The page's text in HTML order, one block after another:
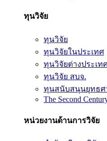
ทุนวิจัย
ทุนวิจัย
ทุนวิจัยในประเทศ
ทุนวิจัยต่างประเท
ทุนวิจัย สบจ.
ทุนสนับสนุนยุทธศ
The Second
หน่วยงานด้านการวิจัย